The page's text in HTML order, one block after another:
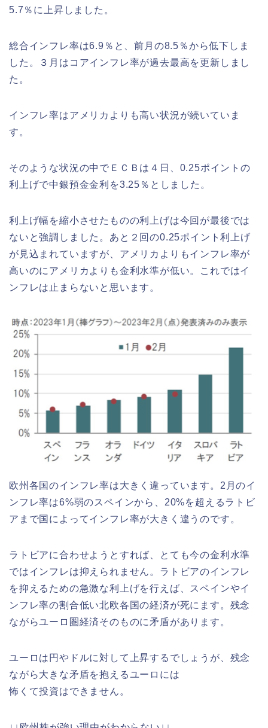
5.7％に上昇しました。
総合インフレ率は6.9％と、前月の8.5％から低下しま
した。３月はコアインフレ率が過去最高を更新しまし
た。
インフレ率はアメリカよりも高い状況が続いていま
す。
そのような状況の中でＥＣＢは４日、0.25ポイントの
利上げで中銀預金金利を3.25％としました。
利上げ幅を縮小させたものの利上げは今回が最後では
ないと強調しました。あと２回の0.25ポイント利上げ
が見込まれていますが、アメリカよりもインフレ率が
高いのにアメリカよりも金利水準が低い。これではイ
ンフレは止まらないと思います。
欧州各国のインフレ率は大きく違っています。2月のイ
ンフレ率は6%弱のスペインから、20%を超えるラトビ
アまで国によってインフレ率が大きく違うのです。
ラトビアに合わせようとすれば、とても今の金利水準
ではインフレは抑えられません。ラトビアのインフレ
を抑えるための急激な利上げを行えば、スペインやイ
ンフレ率の割合低い北欧各国の経済が死にます。残念
ながらユーロ圏経済そのものに矛盾があります。
ユーロは円やドルに対して上昇するでしょうが、残念
ながら大きな矛盾を抱えるユーロには
怖くて投資はできません。